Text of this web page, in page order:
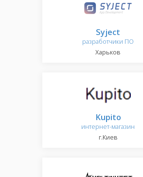
Syject
разработчики ПО
Харьков
Kupito
интернет-магазин
г.Киев